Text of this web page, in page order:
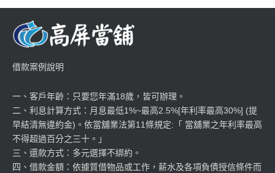
借款案例說明
一、客戶年齡：只要您年滿18歲，皆可辦理。
二、利息計算方式：月息最低1%~最高2.5%[年利率最高30%] (提
早結清無違約金)。依當舖業法第11條規定:「 當舖業之年利率最高
不得超過百分之三十。」
三、還款方式：多元選擇不綁約。
四、借款金額：依據質借物品或工作，薪水及各項負債授信條件而